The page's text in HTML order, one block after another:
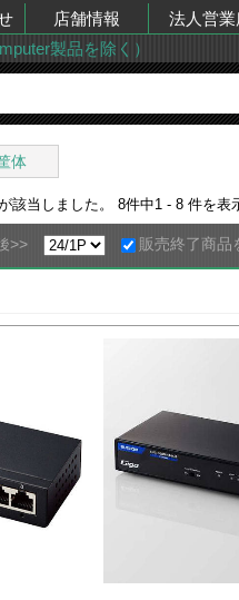
店舗情報 法人営業
製品を除く）
体
該当しました。 8件中1 - 8 件を表
>> 販売終了商品